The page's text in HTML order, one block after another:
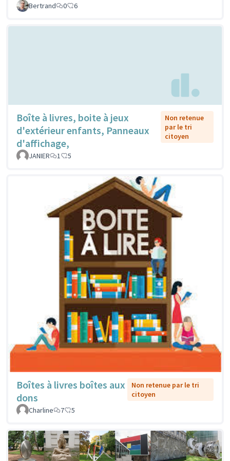
Bertrand
0 6
Boîte à livres, boite à jeux
d'extérieur enfants, Panneaux
d'affichage,
Non retenue
par le tri
citoyen
JANIER 1 5
Boîtes à livres boîtes aux
dons
Non retenue par le tri
citoyen
Charline
7 5